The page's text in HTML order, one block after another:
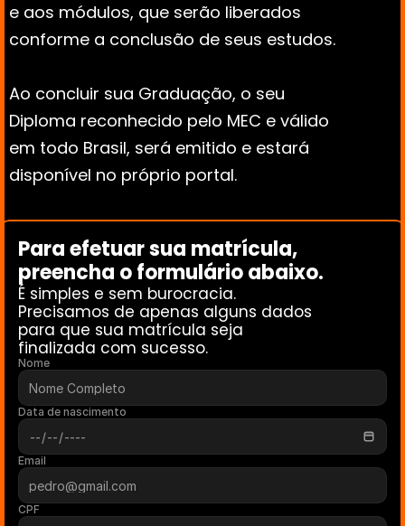
e aos módulos, que serão liberados
conforme a conclusão de seus estudos.
Ao concluir sua Graduação, o seu
Diploma reconhecido pelo MEC e válido
em todo Brasil, será emitido e estará
disponível no próprio portal.
Para efetuar sua matrícula,
preencha o formulário abaixo.
É simples e sem burocracia.
Precisamos de apenas alguns dados
para que sua matrícula seja
finalizada com sucesso.
Nome
Data de nascimento
Email
CPF